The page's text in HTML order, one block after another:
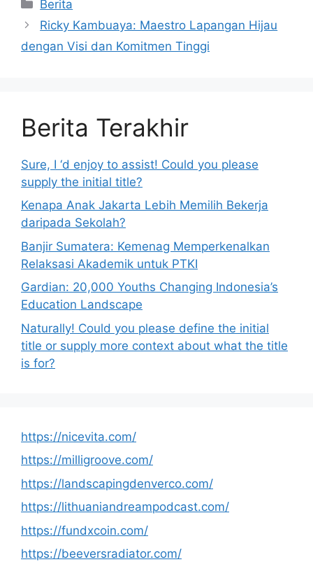
Berita
Ricky Kambuaya: Maestro Lapangan Hijau
dengan Visi dan Komitmen Tinggi
Berita Terakhir
Sure, I ‘d enjoy to assist! Could you please
supply the initial title?
Kenapa Anak Jakarta Lebih Memilih Bekerja
daripada Sekolah?
Banjir Sumatera: Kemenag Memperkenalkan
Relaksasi Akademik untuk PTKI
Gardian: 20,000 Youths Changing Indonesia’s
Education Landscape
Naturally! Could you please define the initial
title or supply more context about what the title
is for?
https://nicevita.com/
https://milligroove.com/
https://landscapingdenverco.com/
https://lithuaniandreampodcast.com/
https://fundxcoin.com/
https://beeversradiator.com/